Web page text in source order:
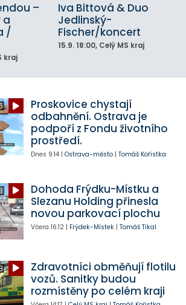
–
a
/
kraj
Iva Bittová & Duo
Jedlinský-
Fischer/koncert
15.9. 18:00, Celý MS kraj
Proskovice chystají
odbahnění. Ostrava je
podpoří z Fondu životního
prostředí.
Dnes 9:14| Ostrava-město| Tomáš Kořistka
Dohoda Frýdku-Místku a
Slezanu Holding přinesla
novou parkovací plochu
Včera 16:12| Frýdek-Místek| Tomáš Tikal
Zdravotníci obměňují flotilu
vozů. Sanitky budou
rozmístěny po celém kraji